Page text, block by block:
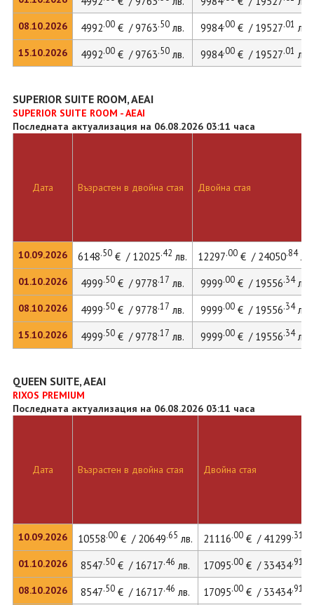
08.10.2026
15.10.2026
4992.00€ / 9763.50лв. 9984.00€ / 19527.01 лв.
4992.00€ / 9763.50лв. 9984.00€ / 19527.01 лв.
SUPERIOR SUITE ROOM, AEAI
SUPERIOR SUITE ROOM - AEAI
Последната актуализация на 06.08.2026 03:11 часа
Дата
10.09.2026
01.10.2026
08.10.2026
15.10.2026
Възрастен в двойна стая Двойна стая
6148.50€ / 12025.42 лв. 12297.00€ / 24050.84лв.
4999.50€ / 9778.17 лв. 9999.00€ / 19556.34лв.
4999.50€ / 9778.17 лв. 9999.00€ / 19556.34лв.
4999.50€ / 9778.17 лв. 9999.00€ / 19556.34лв.
QUEEN SUITE, AEAI
RIXOS PREMIUM
Последната актуализация на 06.08.2026 03:11 часа
Дата
10.09.2026
01.10.2026
08.10.2026
Възрастен в двойна стая Двойна стая
10558.00€ / 20649.65 лв. 21116.00€ / 41299.31
8547.50€ / 16717.46 лв. 17095.00€ / 33434.91
8547.50€ / 16717.46 лв. 17095.00€ / 33434.91